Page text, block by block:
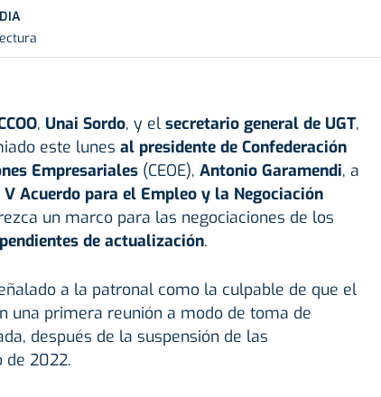
, Unai Sordo, y elsecretario general de UGT,
este lunes al presidente de Confederación
Empresariales (CEOE), Antonio Garamendi, a
V Acuerdo para el Empleo y la Negociación
un marco para las negociaciones de los
de actualización.
a la patronal como la culpable de que el
una primera reunión a modo de toma de
después de la suspensión de las
de 2022.